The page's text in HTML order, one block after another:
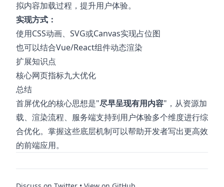
拟内容加载过程，提升用户体验。
实现方式：
使用CSS动画、SVG或Canvas实现占位图
也可以结合Vue/React组件动态渲染
扩展知识点
核心网页指标九大优化
总结
首屏优化的核心思想是"尽早呈现有用内容"，从资源加
载、渲染流程、服务端支持到用户体验多个维度进行综
合优化。掌握这些底层机制可以帮助开发者写出更高效
的前端应用。